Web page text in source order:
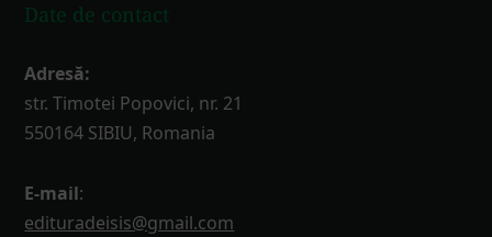
Date de contact
Adresă:
str. Timotei Popovici, nr. 21
550164 SIBIU, Romania
E-mail:
edituradeisis@gmail.com